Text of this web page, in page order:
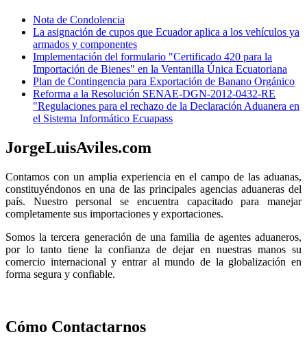
Nota de Condolencia
La asignación de cupos que Ecuador aplica a los vehículos ya
armados y componentes
Implementación del formulario "Certificado 420 para la
Importación de Bienes" en la Ventanilla Única Ecuatoriana
Plan de Contingencia para Exportación de Banano Orgánico
Reforma a la Resolución SENAE-DGN-2012-0432-RE
"Regulaciones para el rechazo de la Declaración Aduanera en
el Sistema Informático Ecuapass
JorgeLuisAviles.com
Contamos con un amplia experiencia en el campo de las aduanas,
constituyéndonos en una de las principales agencias aduaneras del
país. Nuestro personal se encuentra capacitado para manejar
completamente sus importaciones y exportaciones.
Somos la tercera generación de una familia de agentes aduaneros,
por lo tanto tiene la confianza de dejar en nuestras manos su
comercio internacional y entrar al mundo de la globalización en
forma segura y confiable.
Cómo Contactarnos